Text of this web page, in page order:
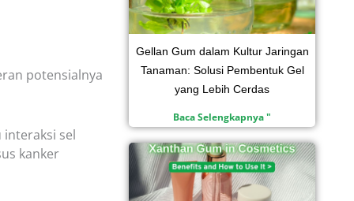
potensialnya
sel
kanker
Gellan Gum dalam Kultur Jaringan
Tanaman: Solusi Pembentuk Gel
yang Lebih Cerdas
Baca Selengkapnya "